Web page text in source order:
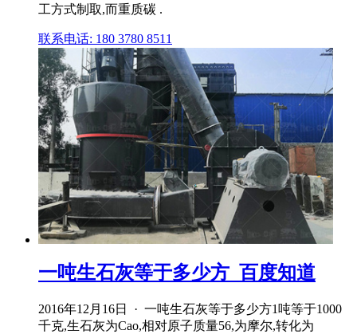
工方式制取,而重质碳 .
联系电话: 180 3780 8511
一吨生石灰等于多少方_百度知道
2016年12月16日 · 一吨生石灰等于多少方1吨等于1000
千克,生石灰为Cao,相对原子质量56,为摩尔,转化为